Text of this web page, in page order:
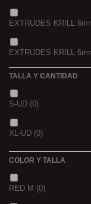
3 K
5 K
EXTRUDES KRILL
EXTRUDES KRILL
NOIR POISSON 8MM
TALLA Y CANTIDAD
S-UD (0)
XL-UD (0)
COLOR Y TALLA
RED M (0)